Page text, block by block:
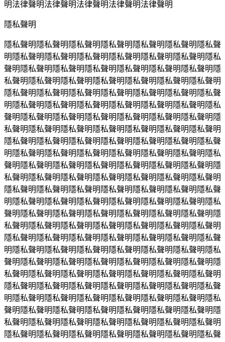
明法律聲明法律聲明法律聲明法律聲明法律聲明
隱私聲明
隱私聲明隱私聲明隱私聲明隱私聲明隱私聲明隱私聲明隱私聲
明隱私聲明隱私聲明隱私聲明隱私聲明隱私聲明隱私聲明隱私
聲明隱私聲明隱私聲明隱私聲明隱私聲明隱私聲明隱私聲明隱
私聲明隱私聲明隱私聲明隱私聲明隱私聲明隱私聲明隱私聲明
隱私聲明隱私聲明隱私聲明隱私聲明隱私聲明隱私聲明隱私聲
明隱私聲明隱私聲明隱私聲明隱私聲明隱私聲明隱私聲明隱私
聲明隱私聲明隱私聲明隱私聲明隱私聲明隱私聲明隱私聲明隱
私聲明隱私聲明隱私聲明隱私聲明隱私聲明隱私聲明隱私聲明
隱私聲明隱私聲明隱私聲明隱私聲明隱私聲明隱私聲明隱私聲
明隱私聲明隱私聲明隱私聲明隱私聲明隱私聲明隱私聲明隱私
聲明隱私聲明隱私聲明隱私聲明隱私聲明隱私聲明隱私聲明隱
私聲明隱私聲明隱私聲明隱私聲明隱私聲明隱私聲明隱私聲明
隱私聲明隱私聲明隱私聲明隱私聲明隱私聲明隱私聲明隱私聲
明隱私聲明隱私聲明隱私聲明隱私聲明隱私聲明隱私聲明隱私
聲明隱私聲明隱私聲明隱私聲明隱私聲明隱私聲明隱私聲明隱
私聲明隱私聲明隱私聲明隱私聲明隱私聲明隱私聲明隱私聲明
隱私聲明隱私聲明隱私聲明隱私聲明隱私聲明隱私聲明隱私聲
明隱私聲明隱私聲明隱私聲明隱私聲明隱私聲明隱私聲明隱私
聲明隱私聲明隱私聲明隱私聲明隱私聲明隱私聲明隱私聲明隱
私聲明隱私聲明隱私聲明隱私聲明隱私聲明隱私聲明隱私聲明
隱私聲明隱私聲明隱私聲明隱私聲明隱私聲明隱私聲明隱私聲
明隱私聲明隱私聲明隱私聲明隱私聲明隱私聲明隱私聲明隱私
聲明隱私聲明隱私聲明隱私聲明隱私聲明隱私聲明隱私聲明隱
私聲明隱私聲明隱私聲明隱私聲明隱私聲明隱私聲明隱私聲明
隱私聲明隱私聲明隱私聲明隱私聲明隱私聲明隱私聲明隱私聲